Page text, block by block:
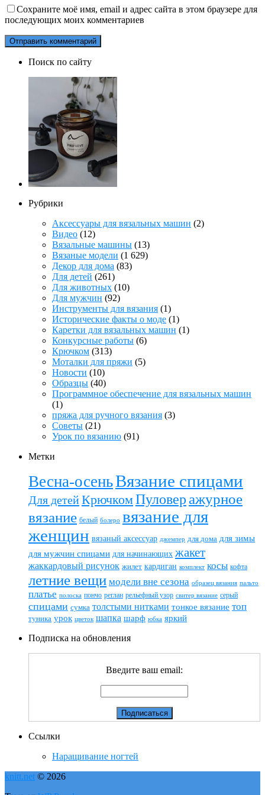
Сохраните моё имя, email и адрес сайта в этом браузере для
последующих моих комментариев
Поиск по сайту
Рубрики
Аксессуары для вязальных машин (2)
Видео (12)
Вязальные машины (13)
Вязаные модели (1 629)
Декор для дома (83)
Для детей (261)
Для животных (10)
Для мужчин (92)
Инструменты для вязания (1)
Исторические факты о моде (1)
Каретки для вязальных машин (1)
Конкурсные работы (6)
Крючком (313)
Моталки для пряжи (5)
Новости (10)
Образцы (40)
Программное обеспечение для вязальных машин
(1)
пряжа для ручного вязания (3)
Советы (21)
Урок по вязанию (91)
Метки
Весна-осеньВязание спицами
Для детейКрючкомПуловер ажурное
вязание белый болеро вязание для
женщин вязаный аксессуар джемпер для дома для зимы
для мужчин спицами для начинающих жакет
жаккардовый рисунок жилет кардиган комплект косы кофта
летние вещи модели вне сезона образец вязания пальто
платье полоска пончо реглан рельефный узор свитер вязание серый
спицами сумка толстыми нитками тонкое вязание топ
туника урок цветок шапка шарф юбка яркий
Подписка на обновления
Введите ваш email:
Ссылки
Наращивание ногтей
knitt.net © 2026